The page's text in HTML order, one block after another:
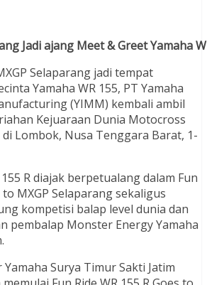
Jadi ajang Meet & Greet Yamaha
Selaparang jadi tempat
Yamaha WR 155, PT Yamaha
(YIMM) kembali ambil
Kejuaraan Dunia Motocross
di Lombok, Nusa Tenggara Barat, 1-
R diajak berpetualang dalam Fun
to MXGP Selaparang sekaligus
kompetisi balap level dunia dan
pembalap Monster Energy Yamaha
Surya Timur Sakti Jatim